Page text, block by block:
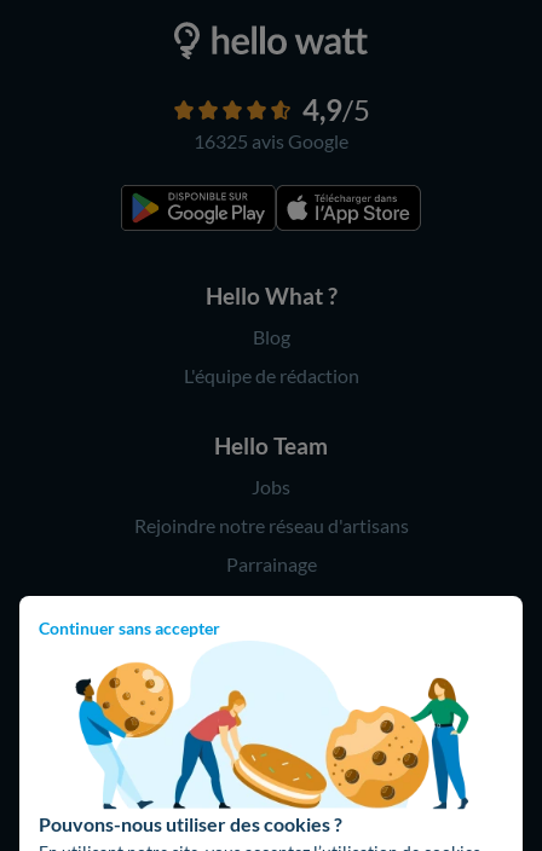
Continuer sans accepter
Pouvons-nous utiliser des cookies ?
4,9/5
16325 avis Google
Hello What ?
Blog
L'équipe de rédaction
Hello Team
Jobs
Rejoindre notre réseau d'artisans
Parrainage
Hello !
09 75 18 60 60
(8h-21h)
75018 Paris